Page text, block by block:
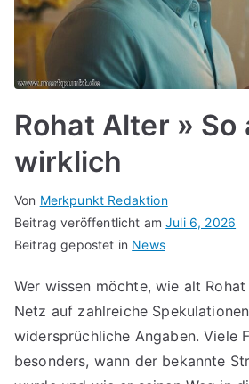
Rohat Alter » So
wirklich
Von Merkpunkt Redaktion
Beitrag veröffentlicht amJuli 6, 2026
Beitrag gepostet in News
Wer wissen möchte, wie alt
Netz auf zahlreiche
widersprüchliche Angaben. Viele
besonders, wann der bekannte